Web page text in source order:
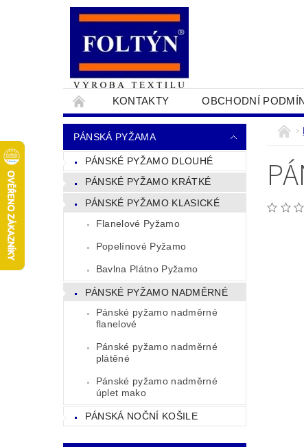
KONTAKTY OBCHODNÍ
PRO OBCHODNÍKY NAPIŠTE NÁM
PÁNSKÁ PYŽAMA
PÁNSKÉ PYŽAMO DLOUHÉ
PÁNSKÉ PYŽAMO KRÁTKÉ
PÁNSKÉ PYŽAMO KLASICKÉ
Flanelové Pyžamo
Popelínové Pyžamo
Bavlna Plátno Pyžamo
PÁNSKÉ PYŽAMO NADMĚRNÉ
Pánské pyžamo nadměrné
flanelové
Pánské pyžamo nadměrné
plátěné
Pánské pyžamo nadměrné
úplet mako
PÁNSKÁ NOČNÍ KOŠILE